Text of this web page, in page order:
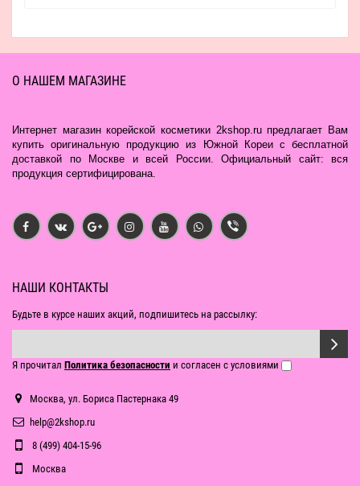
О НАШЕМ МАГАЗИНЕ
Интернет магазин корейской косметики 2kshop.ru предлагает Вам
купить оригинальную продукцию из Южной Кореи с бесплатной
доставкой по Москве и всей России. Официальный сайт: вся
продукция сертифицирована.
НАШИ КОНТАКТЫ
Будьте в курсе наших акций, подпишитесь на рассылку:
Я прочитал Политика безопасности и согласен с условиями
Москва, ул. Бориса Пастернака 49
help@2kshop.ru
8 (499) 404-15-96
Москва